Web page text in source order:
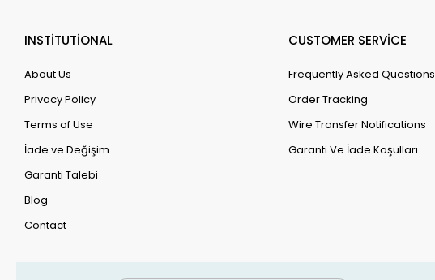
INSTİTUTİONAL
About Us
Privacy Policy
Terms of Use
İade ve Değişim
Garanti Talebi
Blog
Contact
CUSTOMER SERVİCE
Frequently Asked Questions
Order Tracking
Wire Transfer Notifications
Garanti Ve İade Koşulları